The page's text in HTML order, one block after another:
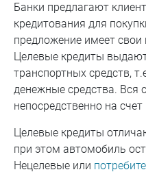
Банки предлагают
кредитования для
предложение имеет
Целевые кредиты
транспортных средств,
денежные средства. Вся
непосредственно на
Целевые кредиты
при этом автомобиль
Нецелевые или